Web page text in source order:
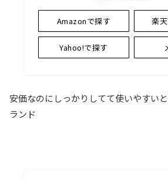
Amazonで探す 楽
Yahoo!で探す
安価なのにしっかりしてて使いやすい
ランド